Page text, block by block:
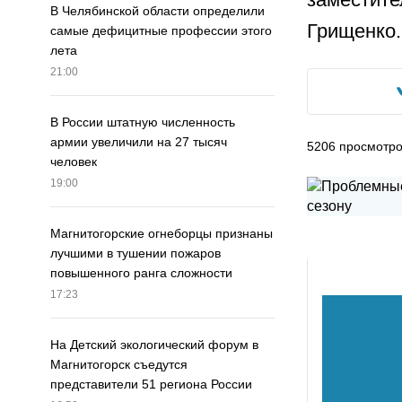
В Челябинской области определили
самые дефицитные профессии этого
лета
21:00
В России штатную численность
армии увеличили на 27 тысяч
человек
19:00
Магнитогорские огнеборцы признаны
лучшими в тушении пожаров
повышенного ранга сложности
17:23
На Детский экологический форум в
Магнитогорск съедутся
представители 51 региона России
Грищенко.
5206